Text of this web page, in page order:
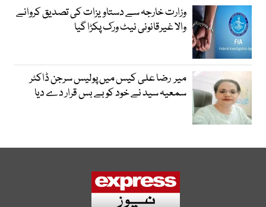
وزارت خارجہ سے دستاویزات کی تصدیق کروانے
والا غیرقانونی نیٹ ورک پکڑا گیا
میر رضا علی کیس میں پولیس سرجن ڈاکٹر
سمعیہ سید نے خود کو بے بس قرار دے دیا